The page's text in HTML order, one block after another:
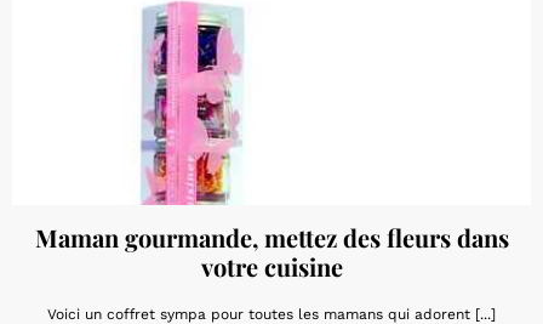
Maman gourmande, mettez des fleurs dans
votre cuisine
Voici un coffret sympa pour toutes les mamans qui adorent [...]